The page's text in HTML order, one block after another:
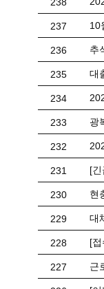
238
237 10
236 추
235 대
234
233 광
232
231 [
230 현
229 대
228 [
227 근